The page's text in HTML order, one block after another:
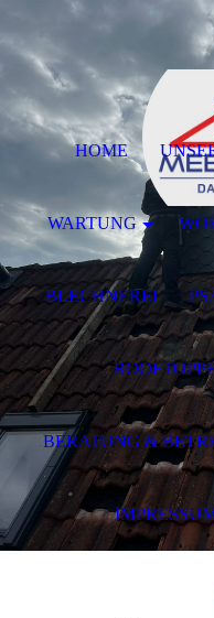
HOME
WARTUNG
BLECHNEREI
BERATUNG &